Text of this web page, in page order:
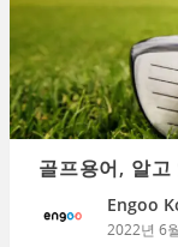
골프용어, 알
Engoo
2022년 6